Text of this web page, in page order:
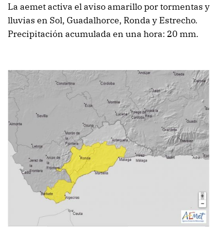
La aemet activa el aviso amarillo por tormentas y
lluvias en Sol, Guadalhorce, Ronda y Estrecho.
Precipitación acumulada en una hora: 20 mm.